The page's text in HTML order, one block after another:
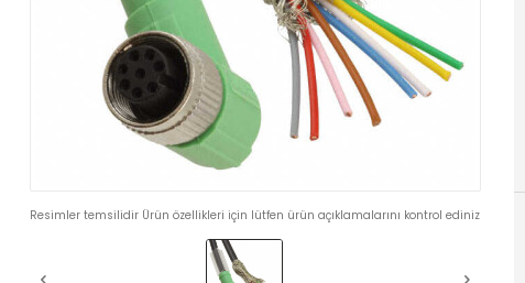
Resimler temsilidir Ürün özellikleri için lütfen ürün açıklamalarını kontrol ediniz